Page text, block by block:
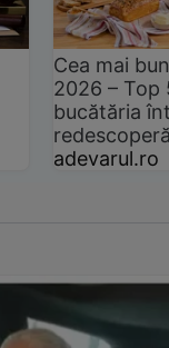
Cea mai
2026 –
bucătăria
adevarul.ro